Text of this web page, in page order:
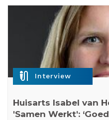
mic_external_on Interview
Huisarts Isabel van
'Samen Werkt':